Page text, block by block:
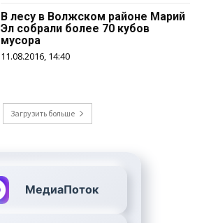
В лесу в Волжском районе Марий
Эл собрали более 70 кубов
мусора
11.08.2016, 14:40
Загрузить больше
МедиаПоток